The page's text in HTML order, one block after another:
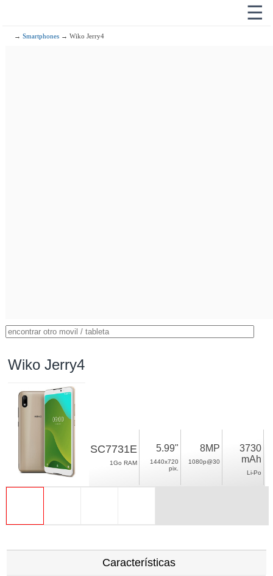
☰
→Smartphones → Wiko Jerry4
Wiko Jerry4
SC7731E
1Go RAM
5.99"
1440x720
pix.
8MP
1080p@30
3730
mAh
Li-Po
Características